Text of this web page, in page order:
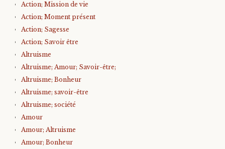
Action; Mission de vie
Action; Moment présent
Action; Sagesse
Action; Savoir être
Altruisme
Altruisme; Amour; Savoir-être;
Altruisme; Bonheur
Altruisme; savoir-être
Altruisme; société
Amour
Amour; Altruisme
Amour; Bonheur